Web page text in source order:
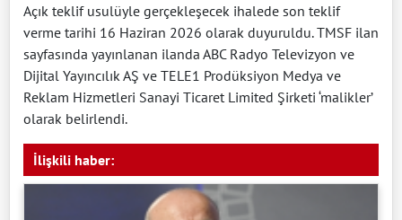
Açık teklif usulüyle gerçekleşecek ihalede son teklif
verme tarihi 16 Haziran 2026 olarak duyuruldu. TMSF ilan
sayfasında yayınlanan ilanda ABC Radyo Televizyon ve
Dijital Yayıncılık AŞ ve TELE1 Prodüksiyon Medya ve
Reklam Hizmetleri Sanayi Ticaret Limited Şirketi ‘malikler’
olarak belirlendi.
İlişkili haber: